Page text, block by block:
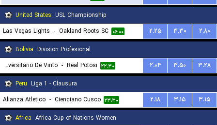
United States USL Championship
Las Vegas Lights - Oakland Roots SC ۰۶:۰۰ ۲.۲۵ ۳.۳۰
۲.۸۰
Bolivia Division Profesional
Universitario De Vinto
- Real Potosi ۲۲:۳۰ ۲.۰۴ ۳.۵۰
۳.۲۸
Peru Liga 1 - Clausura
Alianza Atletico - Cienciano Cusco ۲۳:۳۰ ۲.۱۸ ۳.۱۵
۳.۱۵
Africa Africa Cup of Nations Women